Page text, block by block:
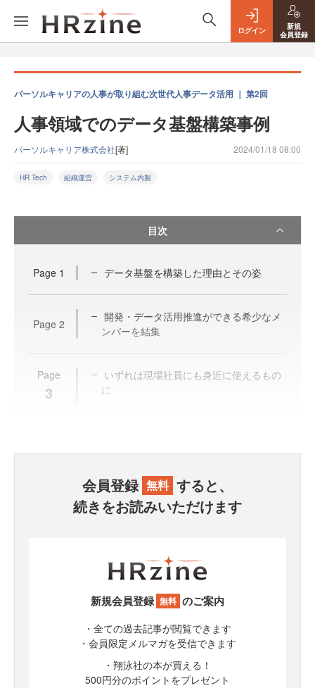
ログイン
新規
会員登録
パーソルキャリアの人事が取り組む次世代人事データ活用 ｜ 第2回
人事領域でのデータ基盤構築事例
パーソルキャリア株式会社[著] 2024/01/18 08:00
HR Tech 組織運営 システム内製
目次
Page 1 データ基盤を構築した理由とその姿
Page 2
開発・データ活用推進ができる希少なメ
ンバーを結集
Page
3
いずれは現場社員にも身近に使えるもの
に
会員登録 無料 すると、
続きをお読みいただけます
新規会員登録 無料 のご案内
・全ての過去記事が閲覧できます
・会員限定メルマガを受信できます
・翔泳社の本が買える！
500円分のポイントをプレゼント